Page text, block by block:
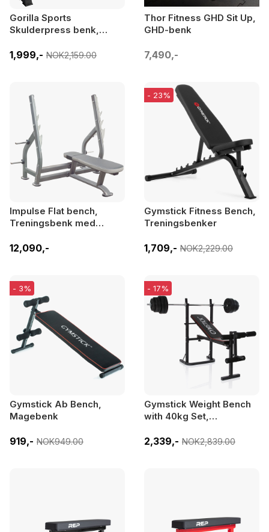
Gorilla Sports
Skulderpress benk,
1,999,- NOK2,159.00
Thor Fitness GHD Sit Up,
GHD-benk
7,490,-
Impulse Flat bench,
Treningsbenk med
12,090,-
- 23%
Gymstick Fitness Bench,
Treningsbenker
1,709,- NOK2,229.00
- 3%
Gymstick Ab Bench,
Magebenk
919,- NOK949.00
- 17%
Gymstick Weight Bench
with 40kg Set,
skivestangstativ
2,339,- NOK2,839.00